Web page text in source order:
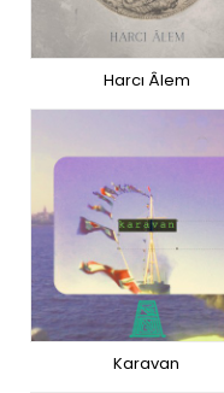
Harcı Âlem
Karavan